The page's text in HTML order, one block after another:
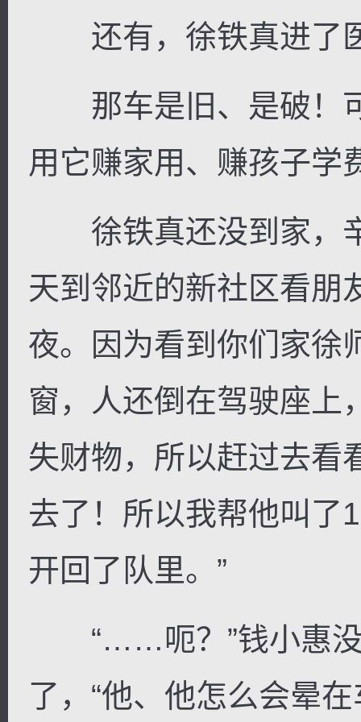
还有，徐铁真进了
那车是旧、是破！
用它赚家用、赚孩子学
徐铁真还没到家，辛
天到邻近的新社区看朋
夜。因为看到你们家徐
窗，人还倒在驾驶座上
失财物，所以赶过去看
去了！所以我帮他叫了
开回了队里。”
“……呃？”钱小惠没
了，“他、他怎么会晕在